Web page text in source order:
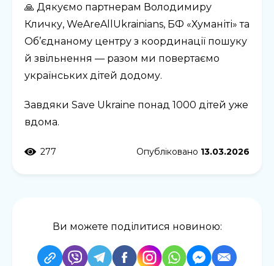
🙏 Дякуємо партнерам Володимиру
Кличку, WeAreAllUkrainians, БФ «Хуманіті» та
Об’єднаному центру з координації пошуку
й звільнення — разом ми повертаємо
українських дітей додому.
Завдяки Save Ukraine понад 1000 дітей уже
вдома.
277 Опубліковано 13.03.2026
Ви можете поділитися новиною: